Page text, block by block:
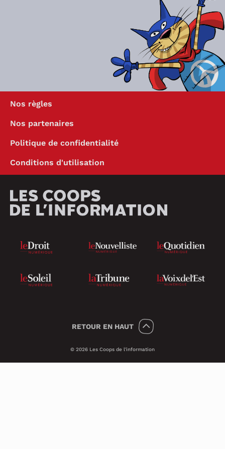
Nos règles
Nos partenaires
Politique de confidentialité
Conditions d'utilisation
RETOUR EN HAUT
© 2026 Les Coops de l'information